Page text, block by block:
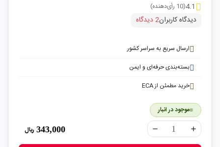
4.1(10 رأی‌دهنده)
دیدگاه کاربران2 دیدگاه
ارسال سریع به سراسر کشور
بسته‌بندی حرفه‌ای و ایمن
خرید مطمئن از ECA
موجود در انبار
remove add
343,000 ریال